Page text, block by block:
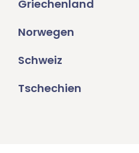
Griechenland
Norwegen
Schweiz
Tschechien